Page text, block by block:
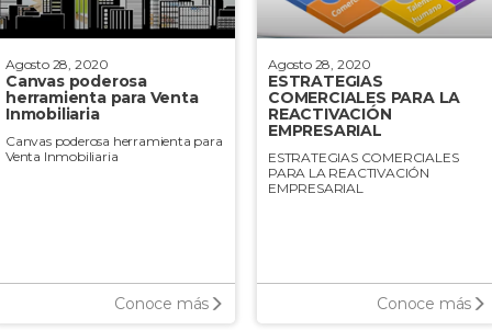
Agosto 28, 2020
Canvas poderosa
herramienta para Venta
Inmobiliaria
Canvas poderosa herramienta para
Venta Inmobiliaria
Conoce más
Agosto 28, 2020
ESTRATEGIAS
COMERCIALES PARA LA
REACTIVACIÓN
EMPRESARIAL
ESTRATEGIAS COMERCIALES
PARA LA REACTIVACIÓN
EMPRESARIAL
Conoce más